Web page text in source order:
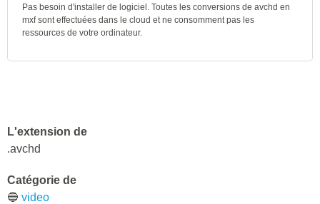
Pas besoin d'installer de logiciel. Toutes les conversions de avchd en
mxf sont effectuées dans le cloud et ne consomment pas les
ressources de votre ordinateur.
L'extension de
.avchd
Catégorie de
🔵 video